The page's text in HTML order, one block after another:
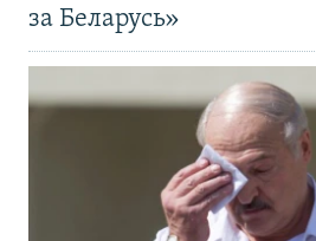
за Беларусь»